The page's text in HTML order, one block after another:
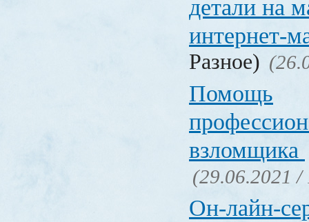
детали на
интернет-
Разное)
Помощь
взломщика
(29.06.2021 /
Он-лайн-